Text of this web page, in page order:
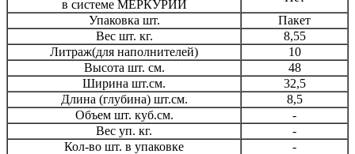
в системе МЕРКУРИЙ
Упаковка шт.
Пакет
Вес шт. кг.
8,55
Литраж(для наполнителей)
10
Высота шт. см.
48
Ширина шт.см.
32,5
Длина (глубина) шт.см.
8,5
Объем шт. куб.см.
-
Вес уп. кг.
-
Кол-во шт. в упаковке
-